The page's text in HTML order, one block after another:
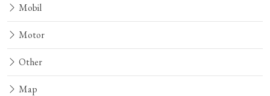
Mobil
Motor
Other
Map